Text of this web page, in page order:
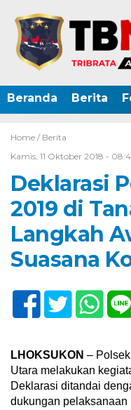
Beranda Berita
Home / Berita
Kamis, 11 Oktober 2018 -
Deklarasi
2019 di
Langkah
Suasana
LHOKSUKON –
Utara melakukan
Deklarasi ditandai
dukungan pelaksanaan